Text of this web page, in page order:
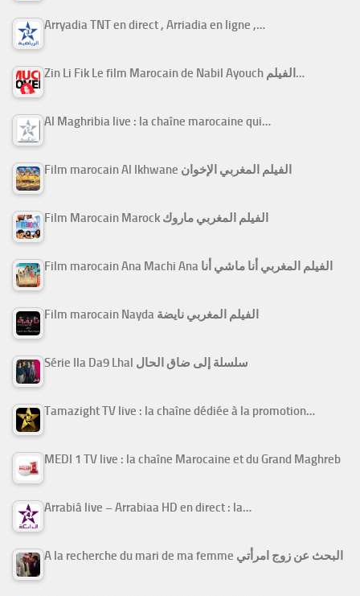
Arryadia TNT en direct , Arriadia en ligne ,…
Zin Li Fik Le film Marocain de Nabil Ayouch الفيلم…
Al Maghribia live : la chaîne marocaine qui…
Film marocain Al Ikhwane الفيلم المغربي الإخوان
Film Marocain Marock الفيلم المغربي ماروك
Film marocain Ana Machi Ana الفيلم المغربي أنا ماشي أنا
Film marocain Nayda الفيلم المغربي نايضة
Série Ila Da9 Lhal سلسلة إلى ضاق الحال
Tamazight TV live : la chaîne dédiée à la promotion…
MEDI 1 TV live : la chaîne Marocaine et du Grand Maghreb
Arrabiâ live – Arrabiaa HD en direct : la…
A la recherche du mari de ma femme البحث عن زوج امرأتي